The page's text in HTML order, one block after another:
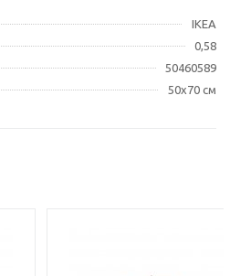
IKEA
0,58
50460589
50x70 см